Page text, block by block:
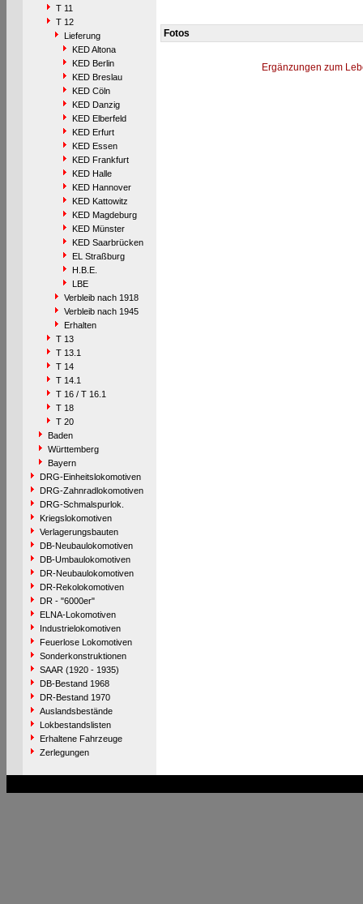
T 11
T 12
Lieferung
KED Altona
KED Berlin
KED Breslau
KED Cöln
KED Danzig
KED Elberfeld
KED Erfurt
KED Essen
KED Frankfurt
KED Halle
KED Hannover
KED Kattowitz
KED Magdeburg
KED Münster
KED Saarbrücken
EL Straßburg
H.B.E.
LBE
Verbleib nach 1918
Verbleib nach 1945
Erhalten
T 13
T 13.1
T 14
T 14.1
T 16 / T 16.1
T 18
T 20
Baden
Württemberg
Bayern
DRG-Einheitslokomotiven
DRG-Zahnradlokomotiven
DRG-Schmalspurlok.
Kriegslokomotiven
Verlagerungsbauten
DB-Neubaulokomotiven
DB-Umbaulokomotiven
DR-Neubaulokomotiven
DR-Rekolokomotiven
DR - "6000er"
ELNA-Lokomotiven
Industrielokomotiven
Feuerlose Lokomotiven
Sonderkonstruktionen
SAAR (1920 - 1935)
DB-Bestand 1968
DR-Bestand 1970
Auslandsbestände
Lokbestandslisten
Erhaltene Fahrzeuge
Zerlegungen
Fotos
Ergänzungen zum